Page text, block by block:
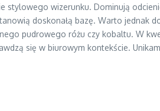
wizerunku. Dominują
doskonałą bazę. Warto jednak
pudrowego różu czy kobaltu. W
się w biurowym kontekście.